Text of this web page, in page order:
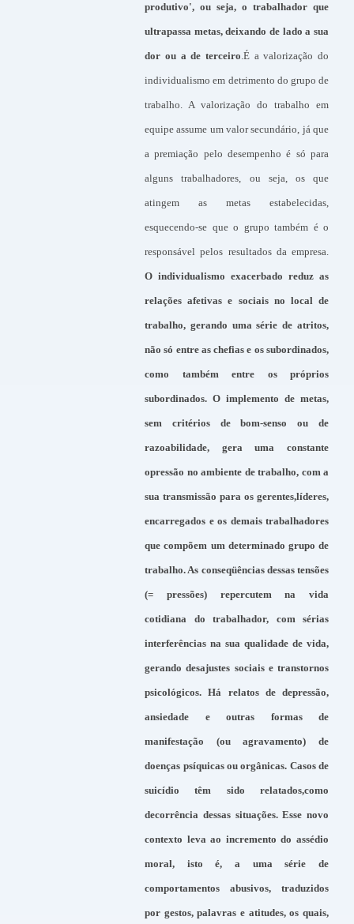
produtivo', ou seja, o trabalhador que
ultrapassa metas, deixando de lado a sua
dor ou a de terceiro.É a valorização do
individualismo em detrimento do grupo de
trabalho. A valorização do trabalho em
equipe assume um valor secundário, já que
a premiação pelo desempenho é só para
alguns trabalhadores, ou seja, os que
atingem as metas estabelecidas,
esquecendo-se que o grupo também é o
responsável pelos resultados da empresa.
O individualismo exacerbado reduz as
relações afetivas e sociais no local de
trabalho, gerando uma série de atritos,
não só entre as chefias e os subordinados,
como também entre os próprios
subordinados. O implemento de metas,
sem critérios de bom-senso ou de
razoabilidade, gera uma constante
opressão no ambiente de trabalho, com a
sua transmissão para os gerentes,líderes,
encarregados e os demais trabalhadores
que compõem um determinado grupo de
trabalho. As conseqüências dessas tensões
(= pressões) repercutem na vida
cotidiana do trabalhador, com sérias
interferências na sua qualidade de vida,
gerando desajustes sociais e transtornos
psicológicos. Há relatos de depressão,
ansiedade e outras formas de
manifestação (ou agravamento) de
doenças psíquicas ou orgânicas. Casos de
suicídio têm sido relatados,como
decorrência dessas situações. Esse novo
contexto leva ao incremento do assédio
moral, isto é, a uma série de
comportamentos abusivos, traduzidos
por gestos, palavras e atitudes, os quais,